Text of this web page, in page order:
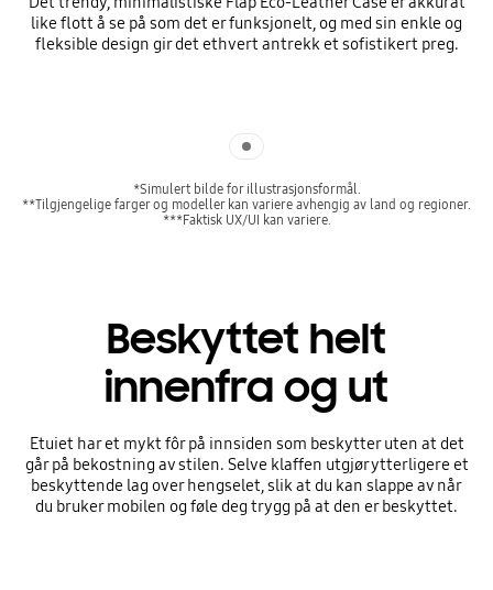
like flott å se på som det er funksjonelt, og med sin enkle og
fleksible design gir det ethvert antrekk et sofistikert preg.
*Simulert bilde for illustrasjonsformål.
**Tilgjengelige farger og modeller kan variere avhengig av land og regioner.
***Faktisk UX/UI kan variere.
Beskyttet helt
innenfra og ut
Etuiet har et mykt fôr på innsiden som beskytter uten at det
går på bekostning av stilen. Selve klaffen utgjør ytterligere et
beskyttende lag over hengselet, slik at du kan slappe av når
du bruker mobilen og føle deg trygg på at den er beskyttet.